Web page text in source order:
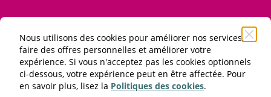
Nous utilisons des cookies pour améliorer nos services,
faire des offres personnelles et améliorer votre
expérience. Si vous n'acceptez pas les cookies optionnels
ci-dessous, votre expérience peut en être affectée. Pour
en savoir plus, lisez la Politiques des cookies.
Informations
L'abus d'alcool est dangereux pour la santé. À consommer
avec modération.